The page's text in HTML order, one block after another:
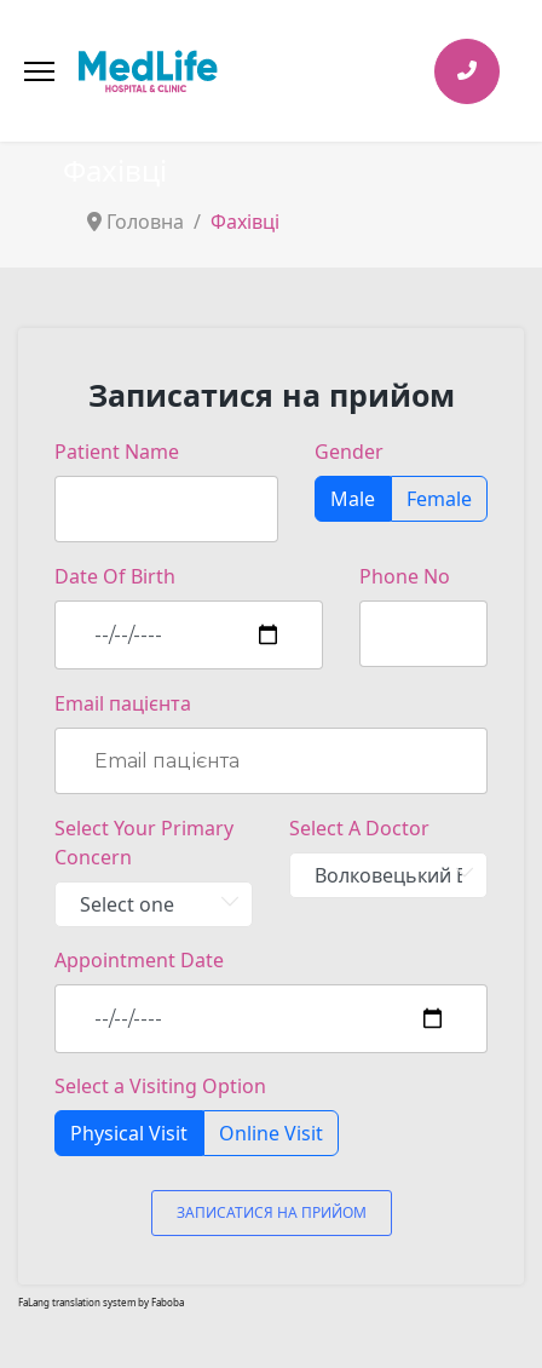
Головна Фахівці
Записатися на прийом
Patient Name
Gender
Male
Female
Date Of Birth Phone No
Email пацієнта
Select Your Primary
Concern
Select A Doctor
Appointment Date
Select a Visiting Option
Physical Visit
Online Visit
ЗАПИСАТИСЯ НА ПРИЙОМ
FaLang translation system by Faboba